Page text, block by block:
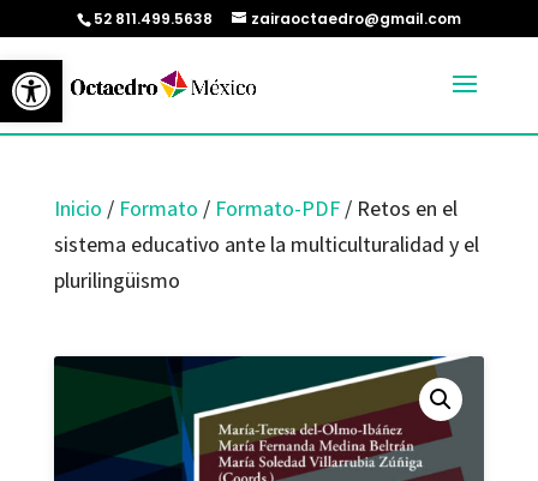
Abrir barra de herramientas
52 811.499.5638 zairaoctaedro@gmail.com
Inicio / Formato / Formato-PDF/ Retos en el
sistema educativo ante la multiculturalidad y el
plurilingüismo